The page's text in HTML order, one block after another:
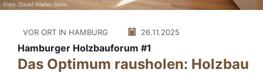
VOR ORT IN HAMBURG 26.11.2025
Hamburger Holzbauforum #1
Das Optimum rausholen: Holzbau